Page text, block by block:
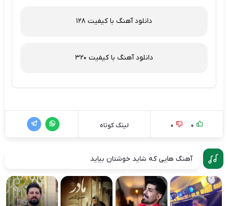
دانلود آهنگ با کیفیت 128
دانلود آهنگ با کیفیت 320
0
0 لینک کوتاه
آهنگ هایی که شاید خوشتان بیاید